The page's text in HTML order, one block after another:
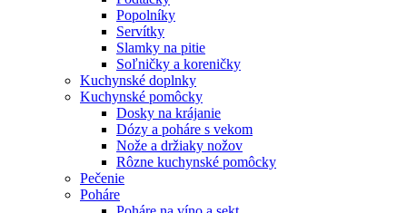
Popolníky
Servítky
Slamky na pitie
Soľničky a koreničky
Kuchynské doplnky
Kuchynské pomôcky
Dosky na krájanie
Dózy a poháre s vekom
Nože a držiaky nožov
Rôzne kuchynské pomôcky
Pečenie
Poháre